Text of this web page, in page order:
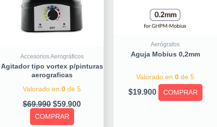
Accesorios Aerográficos
Agitador tipo vortex p/pinturas
aerograficas
Valorado en 0 de 5
$69.990 $59.900
COMPRAR
Aerógrafos
Aguja Mobius 0,2mm
Valorado en 0 de 5
$19.900 COMPRAR